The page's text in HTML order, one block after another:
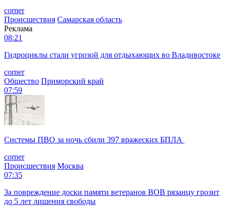
corner
Происшествия Самарская область
Реклама
08:21
Гидроциклы стали угрозой для отдыхающих во Владивостоке
corner
Общество Приморский край
07:59
Системы ПВО за ночь сбили 397 вражеских БПЛА
corner
Происшествия Москва
07:35
За повреждение доски памяти ветеранов ВОВ рязанцу грозит
до 5 лет лишения свободы